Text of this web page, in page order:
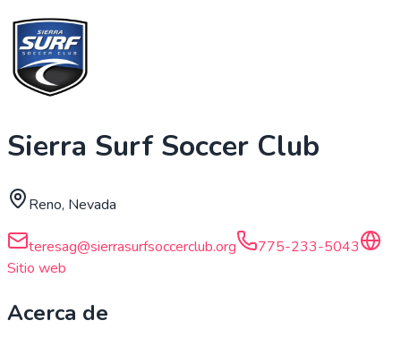
Sierra Surf Soccer Club
Reno, Nevada
teresag@sierrasurfsoccerclub.org
775-233-5043
Sitio web
Acerca de